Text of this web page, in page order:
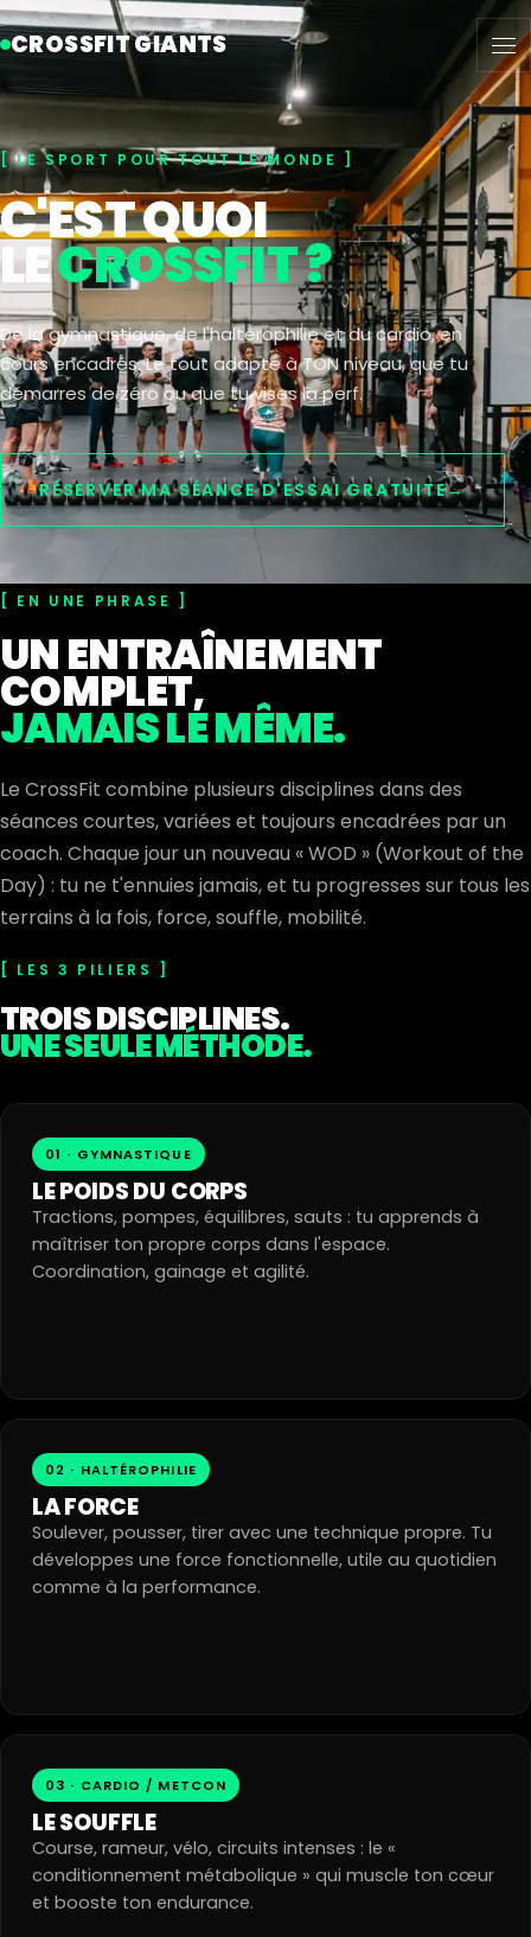
CROSSFIT GIANTS
LE SPORT POUR TOUT LE MONDE
C'EST QUOI
LECROSSFIT ?
De la gymnastique, de l'haltérophilie et du cardio, en
cours encadrés. Le tout adapté à TON niveau, que tu
démarres de zéro ou que tu vises la perf.
RÉSERVER MA SÉANCE D'ESSAI GRATUITE→
EN UNE PHRASE
UN ENTRAÎNEMENT
COMPLET,
JAMAIS LE MÊME.
Le CrossFit combine plusieurs disciplines dans des
séances courtes, variées et toujours encadrées par un
coach. Chaque jour un nouveau « WOD » (Workout of the
Day) : tu ne t'ennuies jamais, et tu progresses sur tous les
terrains à la fois, force, souffle, mobilité.
LES 3 PILIERS
TROIS DISCIPLINES.
UNE SEULE MÉTHODE.
01 · GYMNASTIQUE
LE POIDS DU CORPS
Tractions, pompes, équilibres, sauts : tu apprends à
maîtriser ton propre corps dans l'espace.
Coordination, gainage et agilité.
02 · HALTÉROPHILIE
LA FORCE
Soulever, pousser, tirer avec une technique propre. Tu
développes une force fonctionnelle, utile au quotidien
comme à la performance.
03 · CARDIO / METCON
LE SOUFFLE
Course, rameur, vélo, circuits intenses : le «
conditionnement métabolique » qui muscle ton cœur
et booste ton endurance.